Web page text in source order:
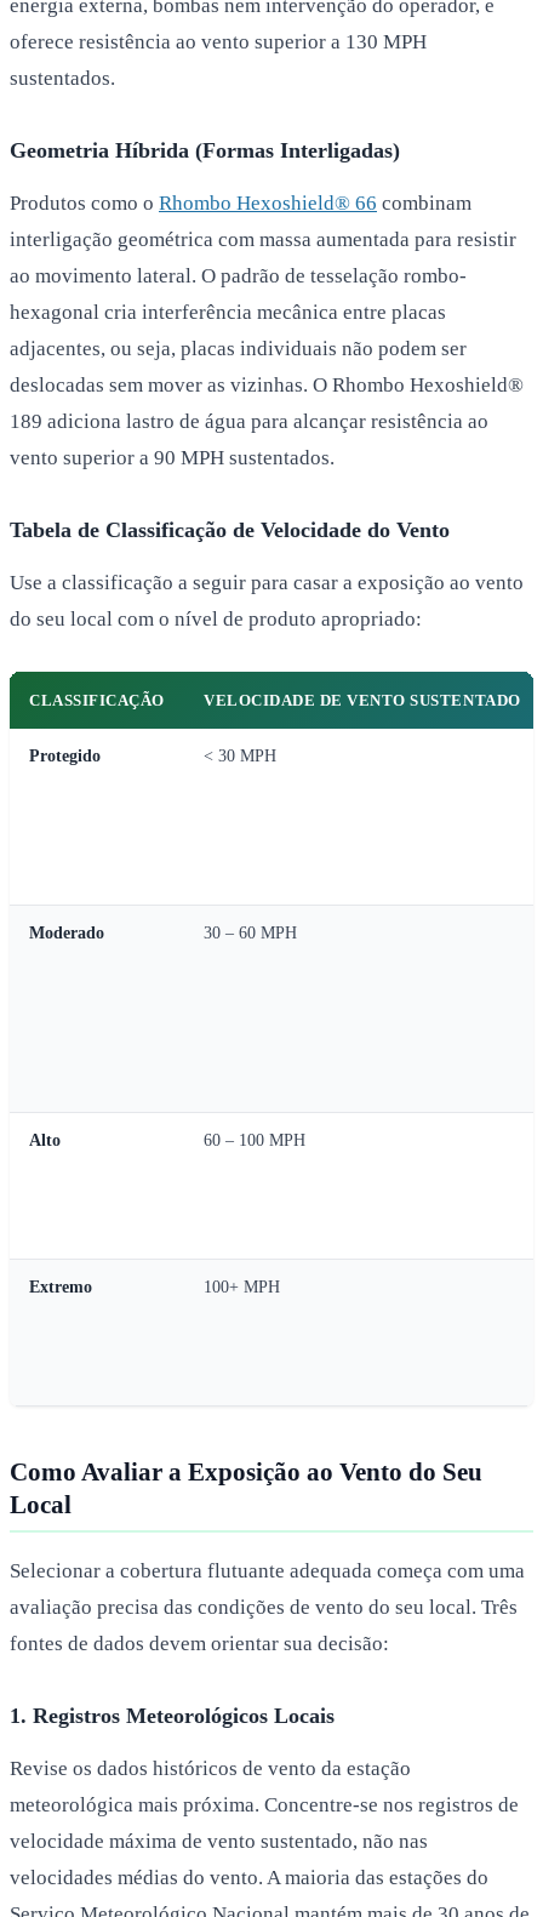
energia externa, bombas nem intervenção do operador, e
oferece resistência ao vento superior a 130 MPH
sustentados.
Geometria Híbrida (Formas Interligadas)
Produtos como o Rhombo Hexoshield® 66 combinam
interligação geométrica com massa aumentada para resistir
ao movimento lateral. O padrão de tesselação rombo-
hexagonal cria interferência mecânica entre placas
adjacentes, ou seja, placas individuais não podem ser
deslocadas sem mover as vizinhas. O Rhombo Hexoshield®
189 adiciona lastro de água para alcançar resistência ao
vento superior a 90 MPH sustentados.
Tabela de Classificação de Velocidade do Vento
Use a classificação a seguir para casar a exposição ao vento
do seu local com o nível de produto apropriado:
CLASSIFICAÇÃO VELOCIDADE DE VENTO SUSTENTADO
Protegido < 30 MPH
Moderado 30 – 60 MPH
Alto 60 – 100 MPH
Extremo 100+ MPH
Como Avaliar a Exposição ao Vento do Seu
Local
Selecionar a cobertura flutuante adequada começa com uma
avaliação precisa das condições de vento do seu local. Três
fontes de dados devem orientar sua decisão:
1. Registros Meteorológicos Locais
Revise os dados históricos de vento da estação
meteorológica mais próxima. Concentre-se nos registros de
velocidade máxima de vento sustentado, não nas
velocidades médias do vento. A maioria das estações do